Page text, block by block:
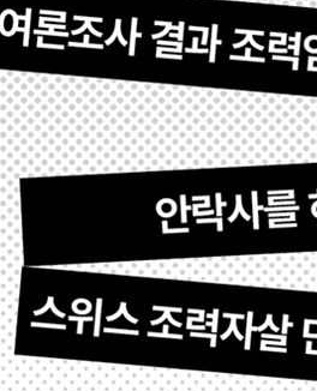
죽음은 좋은 삶 위에서만 가능하다
삶과 죽음은 어떠해야 하는가
윤리 이론은 조력임종을 어떻게 바라
는 조력임종을 어떻게 바라보는가
는 환자의 죽음을 도와야 하는가
러운 경사길, 죽음으로 이어지는 환경